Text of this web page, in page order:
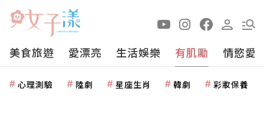
美食旅遊 愛漂亮 生活娛樂 有肌勵 情慾愛
心理測驗 陸劇 星座生肖 韓劇 彩妝保養